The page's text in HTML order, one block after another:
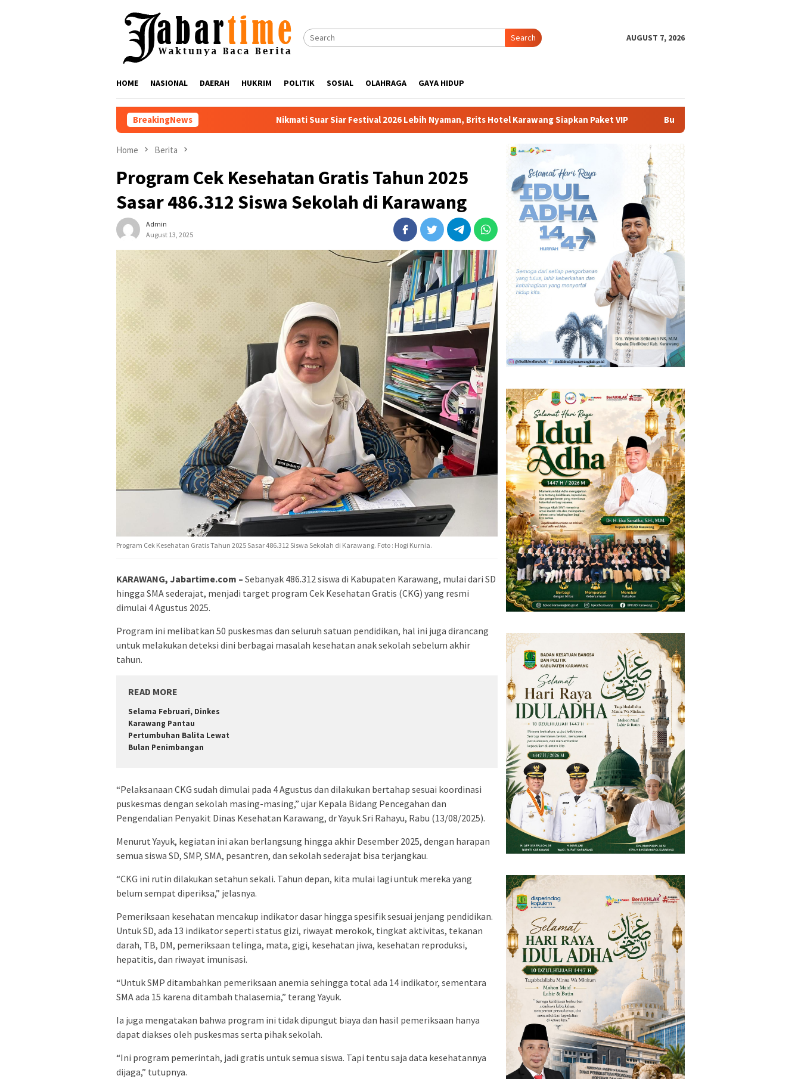
Search AUGUST 7, 2026
HOME NASIONAL DAERAH HUKRIM POLITIK SOSIAL OLAHRAGA GAYA HIDUP
BreakingNewsNikmati Suar Siar Festival 2026 Lebih Nyaman, Brits Hotel Karawang Siapkan Paket VIP Buka PKKMB 2026, Rektor UNSIKA Ajak Mahasiswa Berani
Home Berita
Program Cek Kesehatan Gratis Tahun 2025
Sasar 486.312 Siswa Sekolah di Karawang
Admin
August 13, 2025
Program Cek Kesehatan Gratis Tahun 2025 Sasar 486.312 Siswa Sekolah di Karawang. Foto : Hogi Kurnia.
KARAWANG, Jabartime.com – Sebanyak 486.312 siswa di Kabupaten Karawang, mulai dari SD
hingga SMA sederajat, menjadi target program Cek Kesehatan Gratis (CKG) yang resmi
dimulai 4 Agustus 2025.
Program ini melibatkan 50 puskesmas dan seluruh satuan pendidikan, hal ini juga dirancang
untuk melakukan deteksi dini berbagai masalah kesehatan anak sekolah sebelum akhir
tahun.
READ MORE
Selama Februari, Dinkes
Karawang Pantau
Pertumbuhan Balita Lewat
Bulan Penimbangan
“Pelaksanaan CKG sudah dimulai pada 4 Agustus dan dilakukan bertahap sesuai koordinasi
puskesmas dengan sekolah masing-masing,” ujar Kepala Bidang Pencegahan dan
Pengendalian Penyakit Dinas Kesehatan Karawang, dr Yayuk Sri Rahayu, Rabu (13/08/2025).
Menurut Yayuk, kegiatan ini akan berlangsung hingga akhir Desember 2025, dengan harapan
semua siswa SD, SMP, SMA, pesantren, dan sekolah sederajat bisa terjangkau.
“CKG ini rutin dilakukan setahun sekali. Tahun depan, kita mulai lagi untuk mereka yang
belum sempat diperiksa,” jelasnya.
Pemeriksaan kesehatan mencakup indikator dasar hingga spesifik sesuai jenjang pendidikan.
Untuk SD, ada 13 indikator seperti status gizi, riwayat merokok, tingkat aktivitas, tekanan
darah, TB, DM, pemeriksaan telinga, mata, gigi, kesehatan jiwa, kesehatan reproduksi,
hepatitis, dan riwayat imunisasi.
“Untuk SMP ditambahkan pemeriksaan anemia sehingga total ada 14 indikator, sementara
SMA ada 15 karena ditambah thalasemia,” terang Yayuk.
Ia juga mengatakan bahwa program ini tidak dipungut biaya dan hasil pemeriksaan hanya
dapat diakses oleh puskesmas serta pihak sekolah.
“Ini program pemerintah, jadi gratis untuk semua siswa. Tapi tentu saja data kesehatannya
dijaga,” tutupnya.